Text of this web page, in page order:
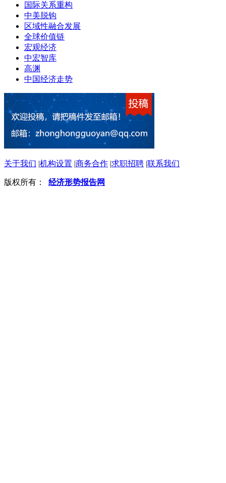
国际关系重构
中美脱钩
区域性融合发展
全球价值链
宏观经济
中宏智库
高渊
中国经济走势
关于我们 |机构设置 |商务合作 |求职招聘 |联系我们
版权所有： 经济形势报告网